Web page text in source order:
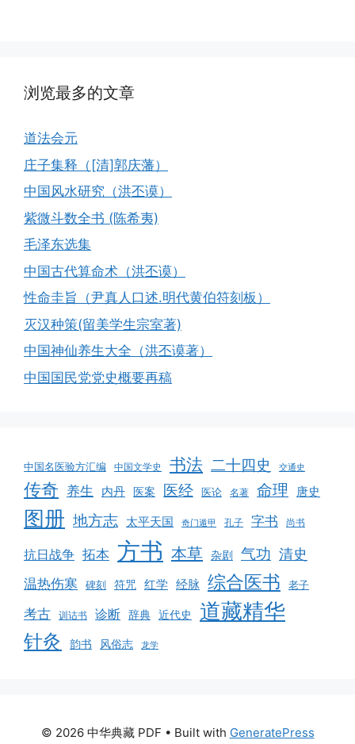
浏览最多的文章
道法会元
庄子集释（[清]郭庆藩）
中国风水研究（洪丕谟）
紫微斗数全书 (陈希夷)
毛泽东选集
中国古代算命术（洪丕谟）
性命圭旨（尹真人口述.明代黄伯符刻板）
灭汉种策(留美学生宗室著)
中国神仙养生大全（洪丕谟著）
中国国民党党史概要再稿
中国名医验方汇编 中国文学史 书法 二十四史 交通史
传奇 养生 内丹 医案 医经 医论 名著 命理 唐史
图册 地方志 太平天国 奇门遁甲 孔子 字书 尚书
抗日战争 拓本 方书 本草 杂剧 气功 清史
温热伤寒 碑刻 符咒 红学 经脉 综合医书 老子
考古 训诂书 诊断 辞典 近代史 道藏精华
针灸 韵书 风俗志 龙学
© 2026 中华典藏 PDF • Built with GeneratePress